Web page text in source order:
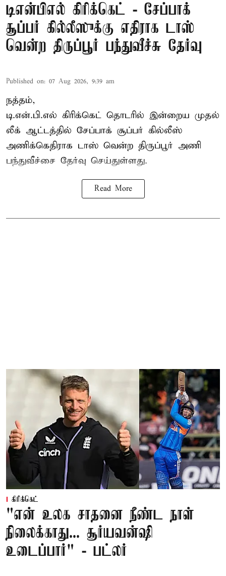
டிஎன்பிஎல் கிரிக்கெட் - சேப்பாக்
சூப்பர் கில்லீஸுக்கு எதிராக டாஸ்
வென்ற திருப்பூர் பந்துவீச்சு தேர்வு
Published on: 07 Aug 2026, 9:39 am
நத்தம்,
டி.என்.பி.எல் கிரிக்கெட் தொடரில் இன்றைய முதல்
லீக் ஆட்டத்தில் சேப்பாக் சூப்பர் கில்லீஸ்
அணிக்கெதிராக டாஸ் வென்ற திருப்பூர் அணி
பந்துவீச்சை தேர்வு செய்துள்ளது.
Read More
கிரிக்கெட்
"என் உலக சாதனை நீண்ட நாள்
நிலைக்காது... சூர்யவன்ஷி
உடைப்பார்" - பட்லர்